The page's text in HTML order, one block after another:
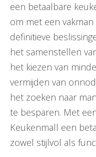
een betaalbare
om met een
definitieve
het samenstellen
het kiezen van
vermijden van
het zoeken naar
te besparen. Met
Keukenmall een
zowel stijlvol als